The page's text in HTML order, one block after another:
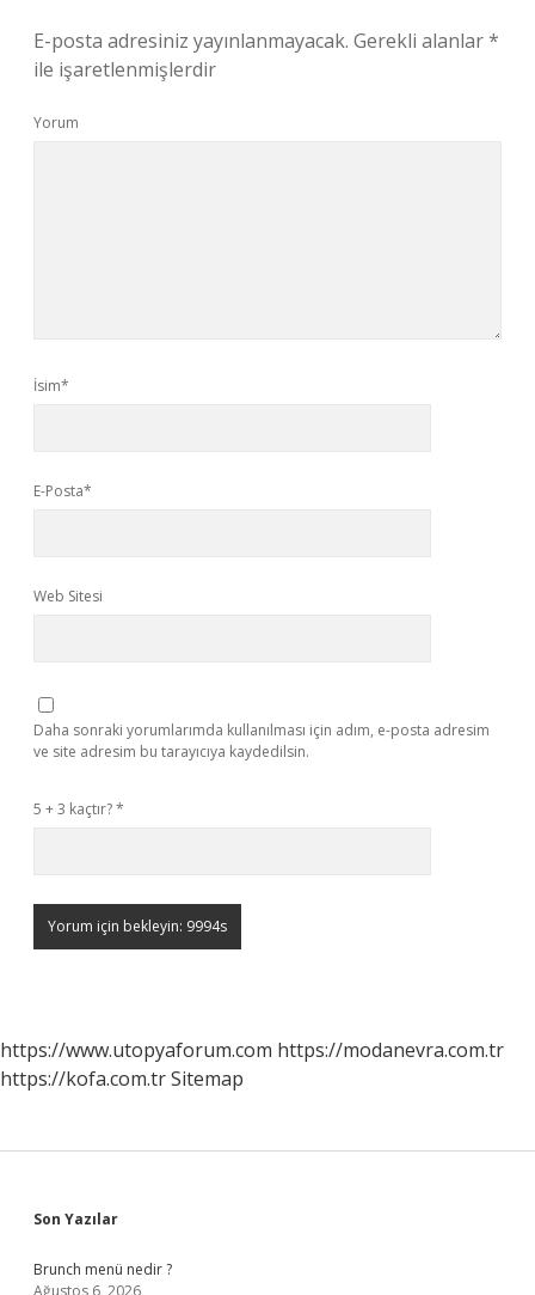
E-posta adresiniz yayınlanmayacak. Gerekli alanlar*
ile işaretlenmişlerdir
Yorum
İsim*
E-Posta*
Web Sitesi
Daha sonraki yorumlarımda kullanılması için adım, e-posta adresim
ve site adresim bu tarayıcıya kaydedilsin.
5 + 3 kaçtır?*
https://www.utopyaforum.com https://modanevra.com.tr
https://kofa.com.trSitemap
Sidebar
Son Yazılar
Brunch menü nedir ?
Ağustos 6, 2026